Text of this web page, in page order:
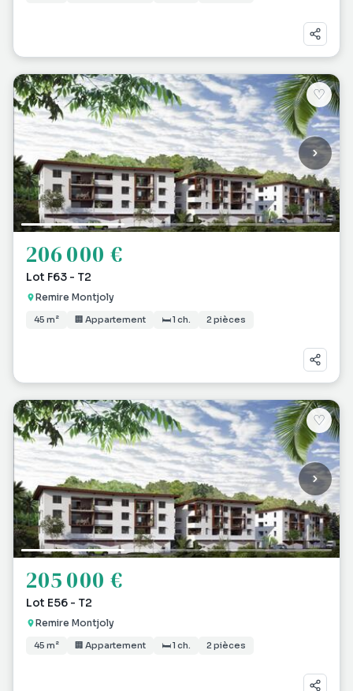
♡
206 000 €
Lot F63 - T2
Remire Montjoly
45 m² 🏢 Appartement 🛏 1 ch. 2 pièces
♡
205 000 €
Lot E56 - T2
Remire Montjoly
45 m² 🏢 Appartement 🛏 1 ch. 2 pièces